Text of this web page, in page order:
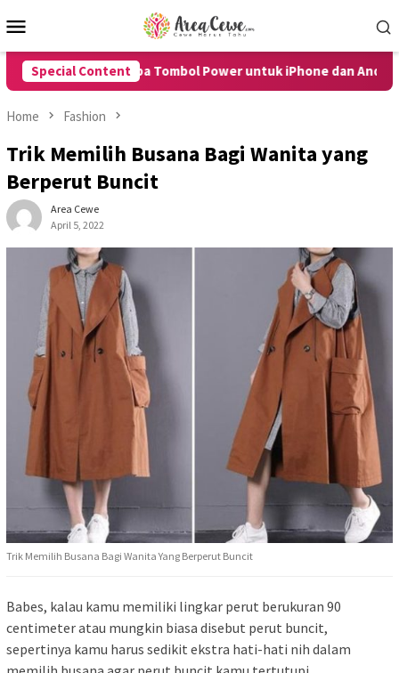
to
Menu
Special Content
Tanpa Tombol Power untuk iPhone dan Android dengan Mudah
Home Fashion
Trik Memilih Busana Bagi Wanita yang
Berperut Buncit
Area Cewe
April 5, 2022
Trik Memilih Busana Bagi Wanita Yang Berperut Buncit
Babes, kalau kamu memiliki lingkar perut berukuran 90
centimeter atau mungkin biasa disebut perut buncit,
sepertinya kamu harus sedikit ekstra hati-hati nih dalam